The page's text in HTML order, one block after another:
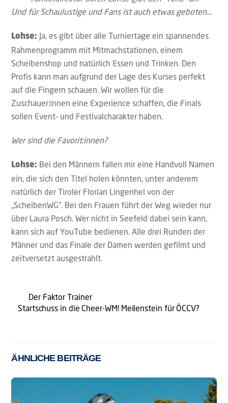
Und für Schaulustige und Fans ist auch etwas geboten…
Lohse: Ja, es gibt über alle Turniertage ein spannendes
Rahmenprogramm mit Mitmachstationen, einem
Scheibenshop und natürlich Essen und Trinken. Den
Profis kann man aufgrund der Lage des Kurses perfekt
auf die Fingern schauen. Wir wollen für die
Zuschauer:innen eine Experience schaffen, die Finals
sollen Event- und Festivalcharakter haben.
Wer sind die Favorit:innen?
Lohse: Bei den Männern fallen mir eine Handvoll Namen
ein, die sich den Titel holen könnten, unter anderem
natürlich der Tiroler Florian Lingenhel von der
„ScheibenWG“. Bei den Frauen führt der Weg wieder nur
über Laura Posch. Wer nicht in Seefeld dabei sein kann,
kann sich auf YouTube bedienen. Alle drei Runden der
Männer und das Finale der Damen werden gefilmt und
zeitversetzt ausgestrahlt.
Der Faktor Trainer
Startschuss in die Cheer-WM! Meilenstein für ÖCCV?
ÄHNLICHE BEITRÄGE